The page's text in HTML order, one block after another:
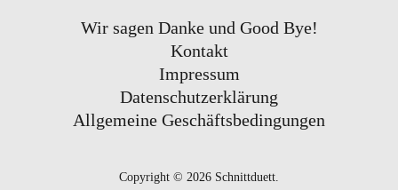
Wir sagen Danke und Good Bye!
Kontakt
Impressum
Datenschutzerklärung
Allgemeine Geschäftsbedingungen
Copyright © 2026 Schnittduett